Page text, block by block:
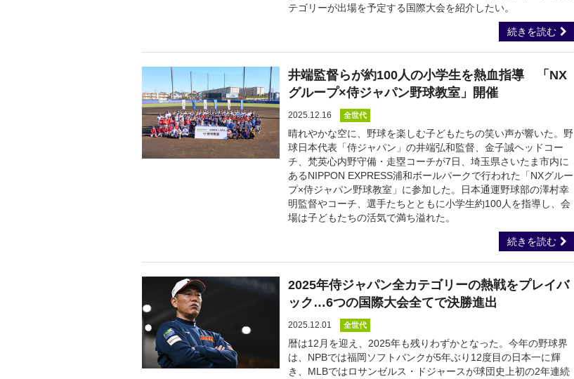
テゴリーが出場を予定する国際大会を紹介したい。
続きを読む
井端監督らが約100人の小学生を熱血指導 「NX
グループ×侍ジャパン野球教室」開催
2025.12.16 全世代
晴れやかな空に、野球を楽しむ子どもたちの笑い声が響いた。野
球日本代表「侍ジャパン」の井端弘和監督、金子誠ヘッドコー
チ、梵英心内野守備・走塁コーチが7日、埼玉県さいたま市内に
あるNIPPON EXPRESS浦和ボールパークで行われた「NXグルー
プ×侍ジャパン野球教室」に参加した。日本通運野球部の澤村幸
明監督やコーチ、選手たちとともに小学生約100人を指導し、会
場は子どもたちの活気で満ち溢れた。
続きを読む
2025年侍ジャパン全カテゴリーの熱戦をプレイバ
ック…6つの国際大会全てで決勝進出
2025.12.01 全世代
暦は12月を迎え、2025年も残りわずかとなった。今年の野球界
は、NPBでは福岡ソフトバンクが5年ぶり12度目の日本一に輝
き、MLBではロサンゼルス・ドジャースが球団史上初の2年連続